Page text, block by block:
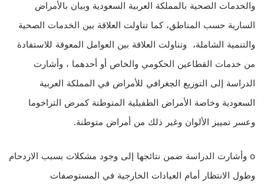
والخدمات الصحية بالمملكة العربية السعودية وبيان بالأمراض
السارية حسب المناطق، كما تناولت العلاقة بين الخدمات الصحية
والتنمية الشاملة، وتناولت العلاقة بين العوامل المعوقة للاستفادة
من خدمات القطاعين الحكومي والخاص أو أحدهما ، وأشارت
الدراسة إلى التوزيع الجغرافي للأمراض في المملكة العربية
السعودية وخاصة الأمراض الطفيلية المتوطنة كمرض التراخوما
وعسر تمييز الألوان وغير ذلك من أمراض متوطنة.
o وأشارت الدراسة ضمن نتائجها إلى وجود مشكلات بسبب الازدحام
وطول الانتظار أمام العيادات الخارجية في المستوصفات